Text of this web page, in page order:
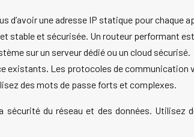
une adresse IP statique pour chaque
stable et sécurisée. Un routeur performant
sur un serveur dédié ou un cloud sécurisé.
existants. Les protocoles de communication
des mots de passe forts et complexes.
du réseau et des données. Utilisez